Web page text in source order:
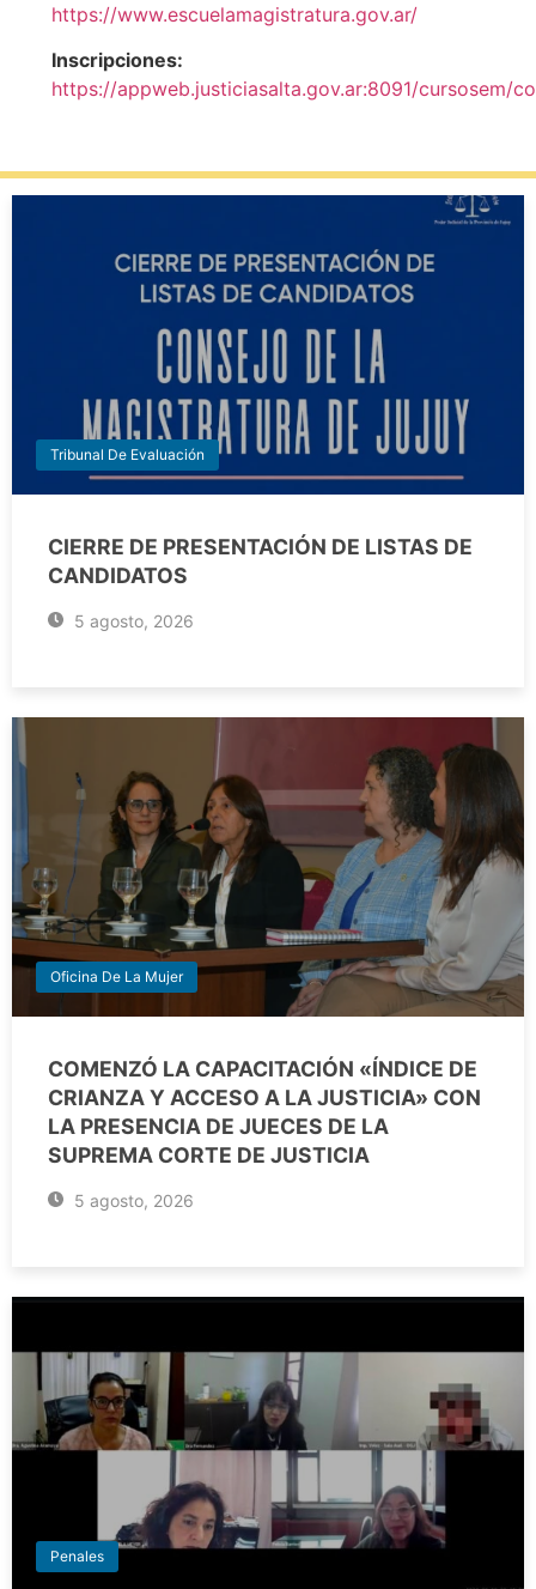
https://www.escuelamagistratura.gov.ar/
Inscripciones:
https://appweb.justiciasalta.gov.ar:8091/cursosem/
Tribunal De Evaluación
CIERRE DE PRESENTACIÓN DE LISTAS DE
CANDIDATOS
5 agosto, 2026
Oficina De La Mujer
COMENZÓ LA CAPACITACIÓN «ÍNDICE DE
CRIANZA Y ACCESO A LA JUSTICIA» CON
LA PRESENCIA DE JUECES DE LA
SUPREMA CORTE DE JUSTICIA
5 agosto, 2026
Penales